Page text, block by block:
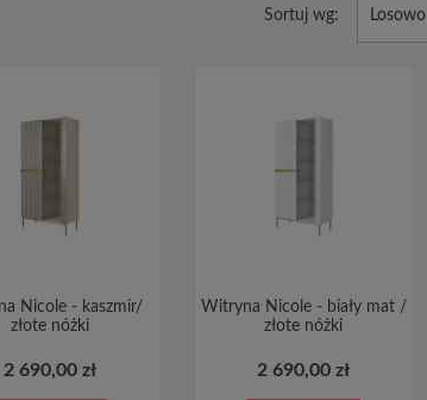
Sortuj wg: Losowo
Nicole - kaszmir/
złote nóżki
2 690,00 zł
Witryna Nicole - biały mat /
złote nóżki
2 690,00 zł